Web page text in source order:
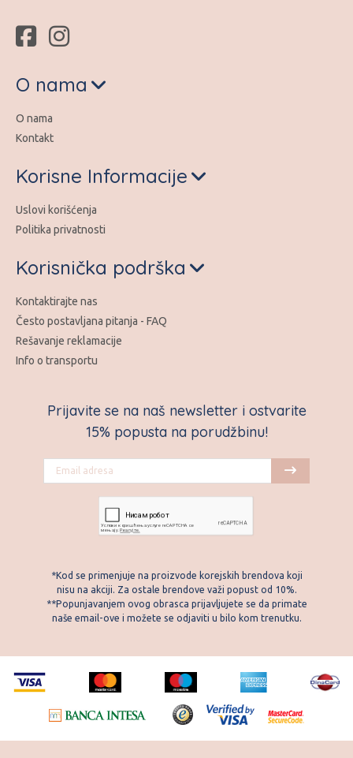
Prijavite se na naš newsletter i ostvarite
15% popusta na porudžbinu!
*Kod se primenjuje na proizvode korejskih brendova koji
nisu na akciji. Za ostale brendove važi popust od 10%.
**Popunjavanjem ovog obrasca prijavljujete se da primate
naše email-ove i možete se odjaviti u bilo kom trenutku.
O nama
O nama
Kontakt
Korisne Informacije
Uslovi korišćenja
Politika privatnosti
Korisnička podrška
Kontaktirajte nas
Često postavljana pitanja - FAQ
Rešavanje reklamacije
Info o transportu